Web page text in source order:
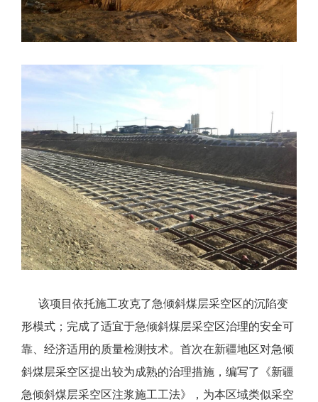
该项目依托施工攻克了急倾斜煤层采空区的沉陷变
形模式；完成了适宜于急倾斜煤层采空区治理的安全可
靠、经济适用的质量检测技术。首次在新疆地区对急倾
斜煤层采空区提出较为成熟的治理措施，编写了《新疆
急倾斜煤层采空区注浆施工工法》，为本区域类似采空